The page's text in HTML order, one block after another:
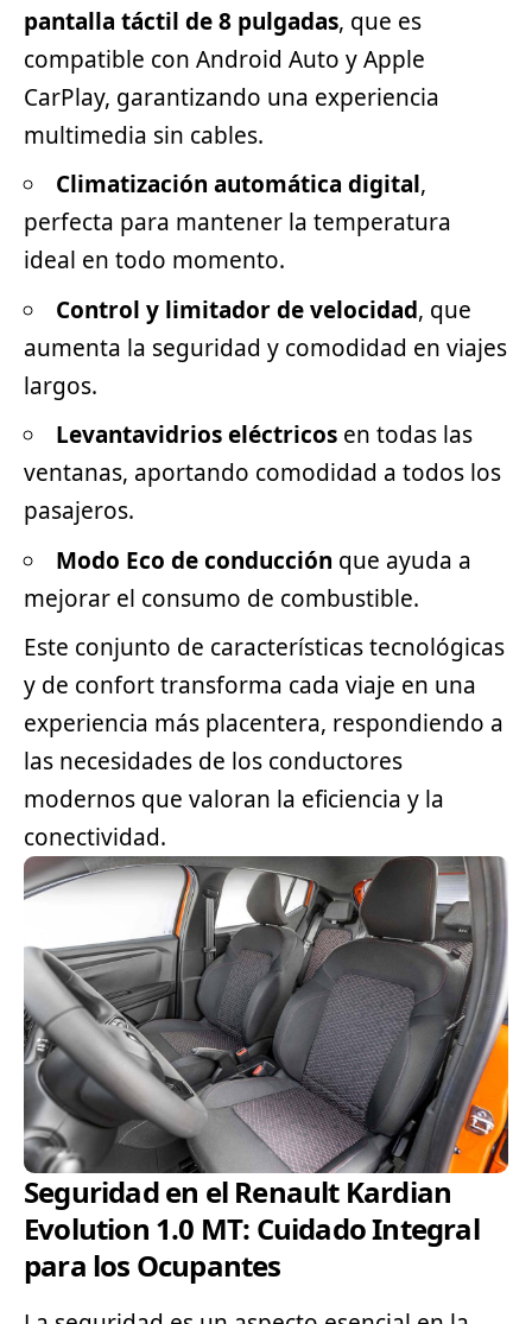
pantalla táctil de 8 pulgadas, que es
compatible con Android Auto y Apple
CarPlay, garantizando una experiencia
multimedia sin cables.
Climatización automática digital,
perfecta para mantener la temperatura
ideal en todo momento.
Control y limitador de velocidad, que
aumenta la seguridad y comodidad en viajes
largos.
Levantavidrios eléctricos en todas las
ventanas, aportando comodidad a todos los
pasajeros.
Modo Eco de conducción que ayuda a
mejorar el consumo de combustible.
Este conjunto de características tecnológicas
y de confort transforma cada viaje en una
experiencia más placentera, respondiendo a
las necesidades de los conductores
modernos que valoran la eficiencia y la
conectividad.
Seguridad en el Renault Kardian
Evolution 1.0 MT: Cuidado Integral
para los Ocupantes